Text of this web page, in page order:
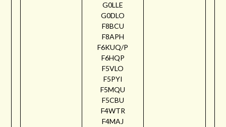
G0LLE
G0DLO
F8BCU
F8APH
F6KUQ/P
F6HQP
F5VLO
F5PYI
F5MQU
F5CBU
F4WTR
F4MAJ